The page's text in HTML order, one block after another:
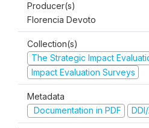
Producer(s)
Florencia Devoto
Collection(s)
The Strategic Impact
Impact Evaluation Surveys
Metadata
Documentation in PDF